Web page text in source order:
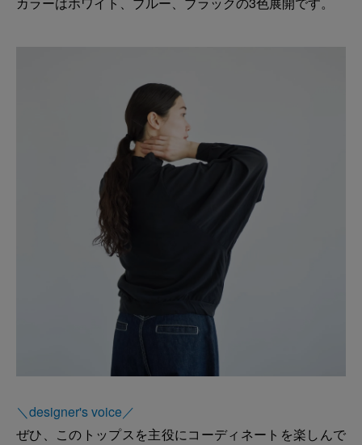
＼designer's voice／
ぜひ、このトップスを主役にコーディネートを楽しんで